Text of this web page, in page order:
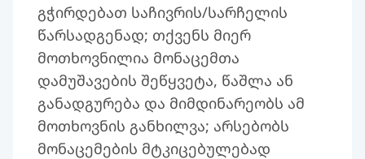
გჭირდებათ საჩივრის/სარჩელის
წარსადგენად; თქვენს მიერ
მოთხოვნილია მონაცემთა
დამუშავების შეწყვეტა, წაშლა ან
განადგურება და მიმდინარეობს ამ
მოთხოვნის განხილვა; არსებობს
მონაცემების მტკიცებულებად